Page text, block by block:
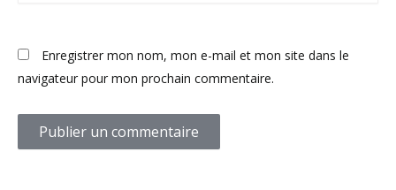
Enregistrer mon nom, mon e-mail et mon site dans le
navigateur pour mon prochain commentaire.